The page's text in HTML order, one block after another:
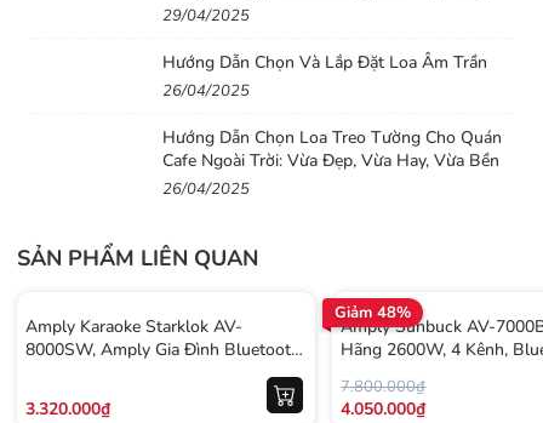
29/04/2025
Hướng Dẫn Chọn Và Lắp Đặt Loa Âm Trần
26/04/2025
Hướng Dẫn Chọn Loa Treo Tường Cho Quán
Cafe Ngoài Trời: Vừa Đẹp, Vừa Hay, Vừa Bền
26/04/2025
SẢN PHẨM LIÊN QUAN
Amply Karaoke Starklok AV-
8000SW, Amply Gia Đình Bluetooth
3.320.000₫
Giảm 48%
Amply Sunbuck AV-
Hãng 2600W, 4 Kênh,
7.800.000₫
4.050.000₫